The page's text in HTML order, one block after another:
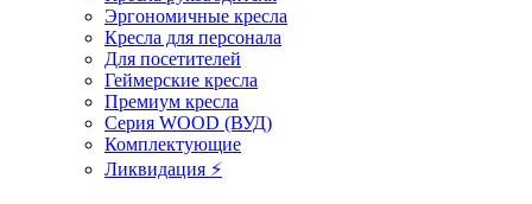
Эргономичные кресла
Кресла для персонала
Для посетителей
Геймерские кресла
Премиум кресла
Серия WOOD (ВУД)
Комплектующие
Ликвидация ⚡